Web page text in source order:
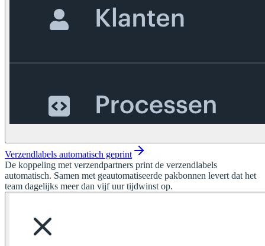
Verzendlabels automatisch geprint
De koppeling met verzendpartners print de verzendlabels
automatisch. Samen met geautomatiseerde pakbonnen levert dat het
team dagelijks meer dan vijf uur tijdwinst op.